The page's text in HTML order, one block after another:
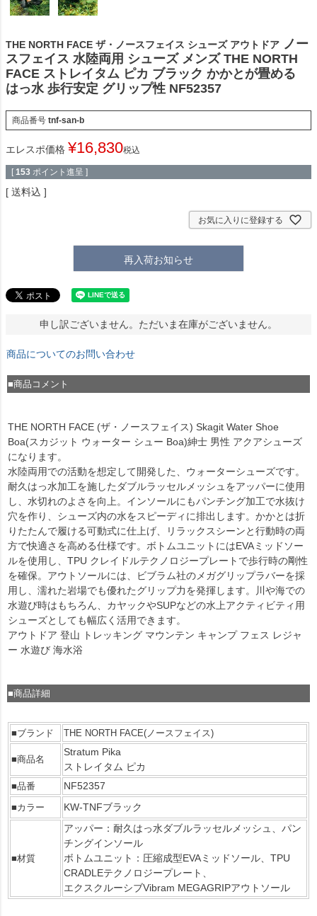
THE NORTH FACE ザ・ノースフェイス シューズ アウトドア ノー
スフェイス 水陸両用 シューズ メンズ THE NORTH
FACE ストレイタム ピカ ブラック かかとが畳める
はっ水 歩行安定 グリップ性 NF52357
商品番号 tnf-san-b
エレスポ価格 ¥16,830税込
[ 153 ポイント進呈 ]
送料込
お気に入りに登録する
再入荷お知らせ
申し訳ございません。ただいま在庫がございません。
商品についてのお問い合わせ
■商品コメント
THE NORTH FACE (ザ・ノースフェイス) Skagit Water Shoe
Boa(スカジット ウォーター シュー Boa)紳士 男性 アクアシューズ
になります。
水陸両用での活動を想定して開発した、ウォーターシューズです。
耐久はっ水加工を施したダブルラッセルメッシュをアッパーに使用
し、水切れのよさを向上。インソールにもパンチング加工で水抜け
穴を作り、シューズ内の水をスピーディに排出します。かかとは折
りたたんで履ける可動式に仕上げ、リラックスシーンと行動時の両
方で快適さを高める仕様です。ボトムユニットにはEVAミッドソー
ルを使用し、TPU クレイドルテクノロジープレートで歩行時の剛性
を確保。アウトソールには、ビブラム社のメガグリップラバーを採
用し、濡れた岩場でも優れたグリップ力を発揮します。川や海での
水遊び時はもちろん、カヤックやSUPなどの水上アクティビティ用
シューズとしても幅広く活用できます。
アウトドア 登山 トレッキング マウンテン キャンプ フェス レジャ
ー 水遊び 海水浴
■商品詳細
■ブランド THE NORTH FACE(ノースフェイス)
■商品名
Stratum Pika
ストレイタム ピカ
■品番 NF52357
■カラー KW-TNFブラック
■材質
アッパー：耐久はっ水ダブルラッセルメッシュ、パン
チングインソール
ボトムユニット：圧縮成型EVAミッドソール、TPU
CRADLEテクノロジープレート、
エクスクルーシブVibram MEGAGRIPアウトソール